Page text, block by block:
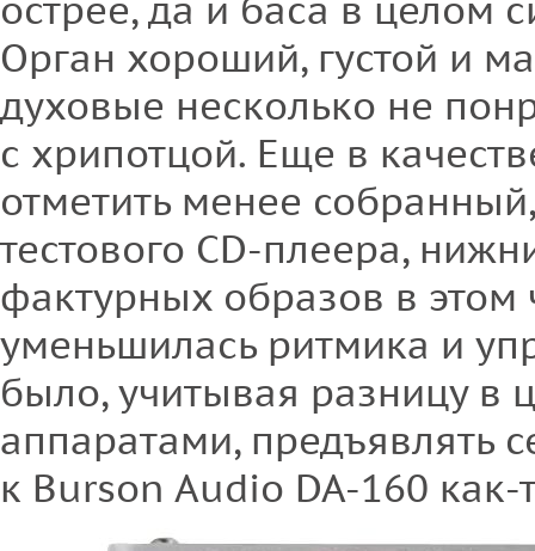
Орган хороший, густой и
духовые несколько не
с хрипотцой. Еще в
отметить менее
тестового CD-плеера,
фактурных образов в этом
уменьшилась ритмика и
было, учитывая разницу в
аппаратами, предъявлять
к Burson Audio DA-160